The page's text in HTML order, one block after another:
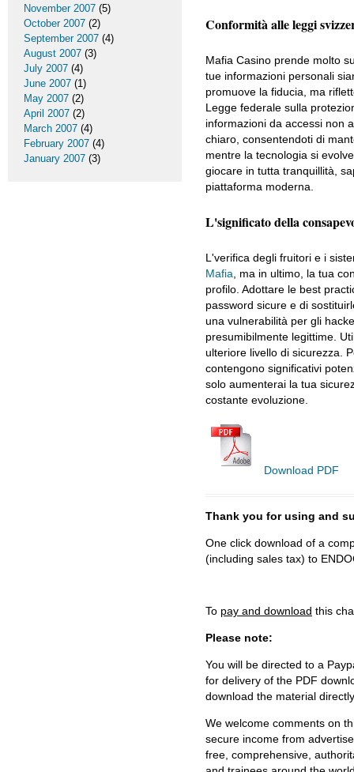
Conformità alle leggi
Mafia Casino prende molto
tue informazioni personali
promuove la fiducia, ma
Legge federale sulla
informazioni da accessi non
chiaro, consentendoti di
mentre la tecnologia si
giocare in tutta tranquillità,
piattaforma moderna.
L'significato della
L'verifica degli fruitori e i
Mafia , ma in ultimo, la tua
profilo. Adottare le best
password sicure e di
una vulnerabilità per gli
presumibilmente legittime.
ulteriore livello di sicurezza.
contengono significativi
solo aumenterai la tua
costante evoluzione.
Download PDF
Thank you for using and
One click download of a
(including sales tax) to
To pay and download this
Please note:
You will be directed to a
for delivery of the PDF
download the material
We welcome comments on
secure income from
free, comprehensive,
November 2007 (5)
October 2007 (2)
September 2007 (4)
August 2007 (3)
July 2007 (4)
June 2007 (1)
May 2007 (2)
April 2007 (2)
March 2007 (4)
February 2007 (4)
January 2007 (3)